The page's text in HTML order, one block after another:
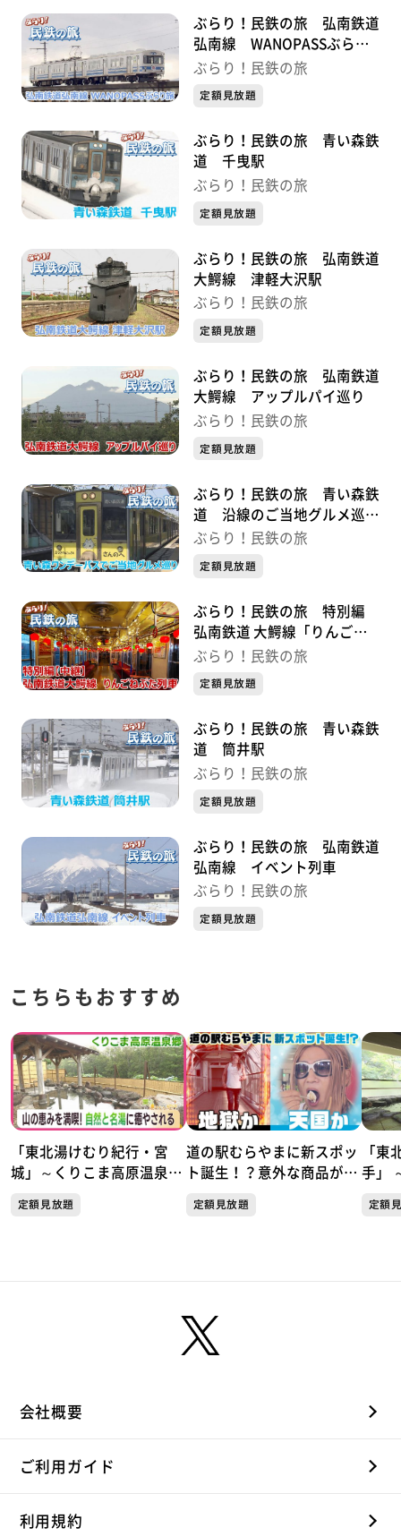
ぶらり！民鉄の旅 弘南鉄道
弘南線 WANOPASSぶらり
旅
ぶらり！民鉄の旅
定額見放題
ぶらり！民鉄の旅 青い森鉄
道 千曳駅
ぶらり！民鉄の旅
定額見放題
ぶらり！民鉄の旅 弘南鉄道
大鰐線 津軽大沢駅
ぶらり！民鉄の旅
定額見放題
ぶらり！民鉄の旅 弘南鉄道
大鰐線 アップルパイ巡り
ぶらり！民鉄の旅
定額見放題
ぶらり！民鉄の旅 青い森鉄
道 沿線のご当地グルメ巡り
の旅
ぶらり！民鉄の旅
定額見放題
ぶらり！民鉄の旅 特別編
弘南鉄道 大鰐線「りんごね
ぷた列車」
ぶらり！民鉄の旅
定額見放題
ぶらり！民鉄の旅 青い森鉄
道 筒井駅
ぶらり！民鉄の旅
定額見放題
ぶらり！民鉄の旅 弘南鉄道
弘南線 イベント列車
ぶらり！民鉄の旅
定額見放題
こちらもおすすめ
「東北湯けむり紀行・宮
城」～くりこま高原温泉郷
定額見放題
道の駅むらやまに新スポッ
ト誕生！？意外な商品が人
だけしか楽しめない極上の
定額見放題
「東
手」
定額
会社概要
ご利用ガイド
利用規約